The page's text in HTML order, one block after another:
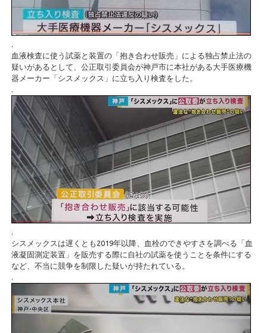
血液検査に使う試薬と装置の「抱き合わせ販売」による独占禁止法の
疑いがあるとして、公正取引委員会が神戸市に本社がある大手医療機
器メーカー「シスメックス」に立ち入り検査をした。
シスメックスは遅くとも2019年以降、血栓のできやすさを調べる「血
液凝固測定装置」を販売する際に自社の試薬を使うことを条件にする
など、不当に競争を制限した疑いが持たれている。